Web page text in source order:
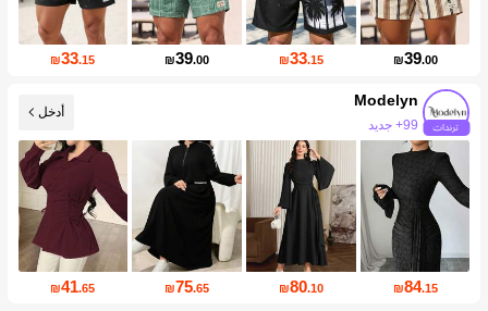
₪39.00
₪33.15
₪39.00
₪33.15
Modelyn
1.2M متابعين
أدخل
₪84.15
₪80.10
₪75.65
₪41.65